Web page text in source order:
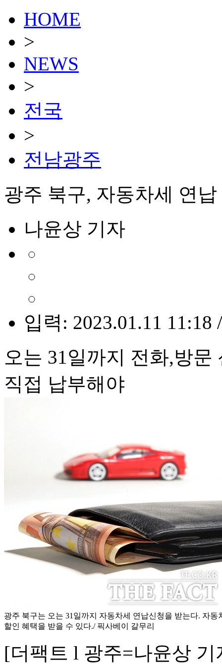
HOME
>
NEWS
>
전국
>
전남광주
광주 북구, 자동차세 연
나윤상 기자
입력: 2023.01.11 11:18
오는 31일까지 전화,방문
직접 납부해야
광주 북구는 오는 31일까지 자동차세 연납신청을 받는다. 자동
할인 혜택을 받을 수 있다./ 픽사베이 갈무리
[더팩트 l 광주=나윤상